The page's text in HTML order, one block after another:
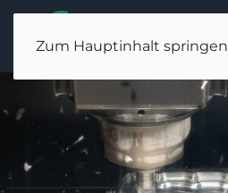
Zum Hauptinhalt springen